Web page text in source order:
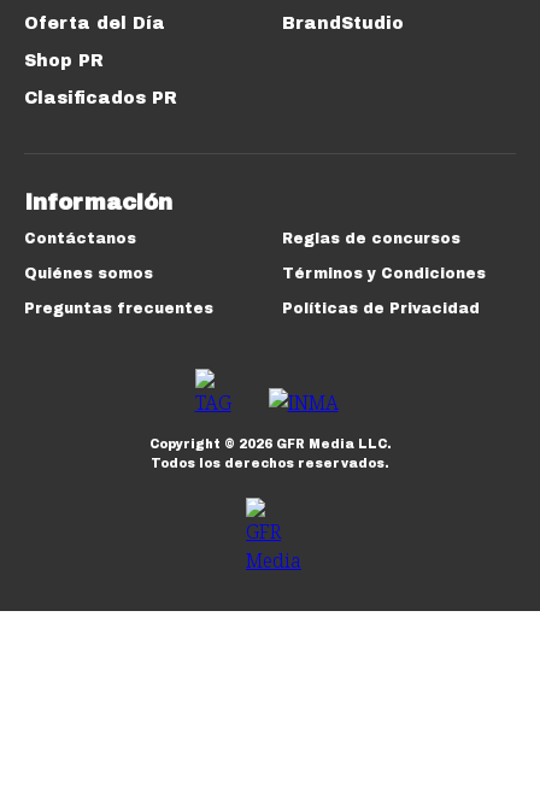
Oferta del Día
Shop PR
Clasificados PR
BrandStudio
Información
Contáctanos
Quiénes somos
Preguntas frecuentes
Reglas de concursos
Términos y Condiciones
Políticas de Privacidad
Copyright © 2026GFR Media LLC.
Todos los derechos reservados.